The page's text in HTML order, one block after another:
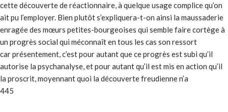
cette découverte de réactionnaire, à quelque usage complice qu’on
ait pu l’employer. Bien plutôt s’expliquera-t-on ainsi la maussaderie
enragée des mœurs petites-bourgeoises qui semble faire cortège à
un progrès social qui méconnaît en tous les cas son ressort
car présentement, c’est pour autant que ce progrès est subi qu’il
autorise la psychanalyse, et pour autant qu’il est mis en action qu’il
la proscrit, moyennant quoi la découverte freudienne n’a
445